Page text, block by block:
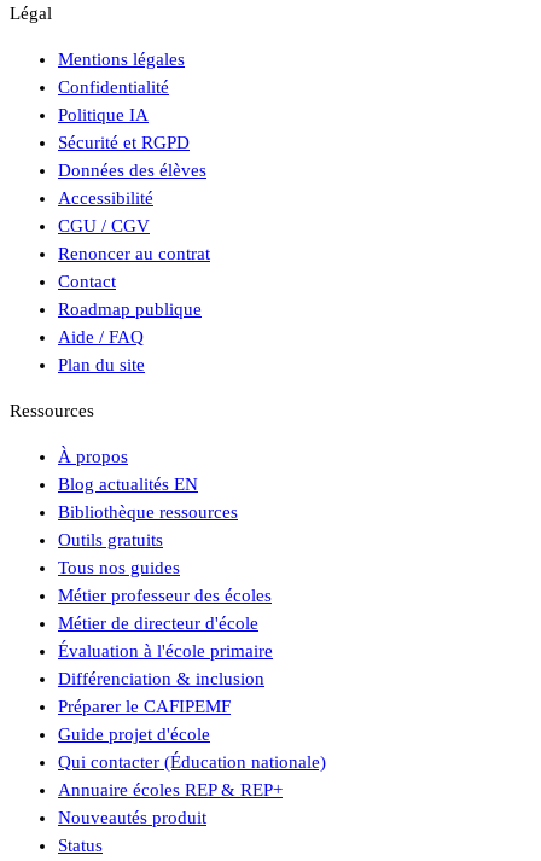
Légal
Mentions légales
Confidentialité
Politique IA
Sécurité et RGPD
Données des élèves
Accessibilité
CGU / CGV
Renoncer au contrat
Contact
Roadmap publique
Aide / FAQ
Plan du site
Ressources
À propos
Blog actualités EN
Bibliothèque ressources
Outils gratuits
Tous nos guides
Métier professeur des écoles
Métier de directeur d'école
Évaluation à l'école primaire
Différenciation & inclusion
Préparer le CAFIPEMF
Guide projet d'école
Qui contacter (Éducation nationale)
Annuaire écoles REP & REP+
Nouveautés produit
Status